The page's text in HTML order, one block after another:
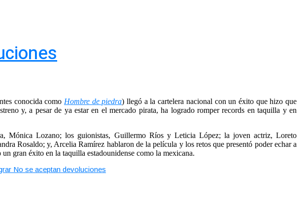
conocida como Hombre de piedra) llegó a la cartelera nacional con un éxito que hizo que
y, a pesar de ya estar en el mercado pirata, ha logrado romper records en taquilla y en
Mónica Lozano; los guionistas, Guillermo Ríos y Leticia López; la joven actriz, Loreto
Rosaldo; y, Arcelia Ramírez hablaron de la película y los retos que presentó poder echar a
un gran éxito en la taquilla estadounidense como la mexicana.
No se aceptan devoluciones